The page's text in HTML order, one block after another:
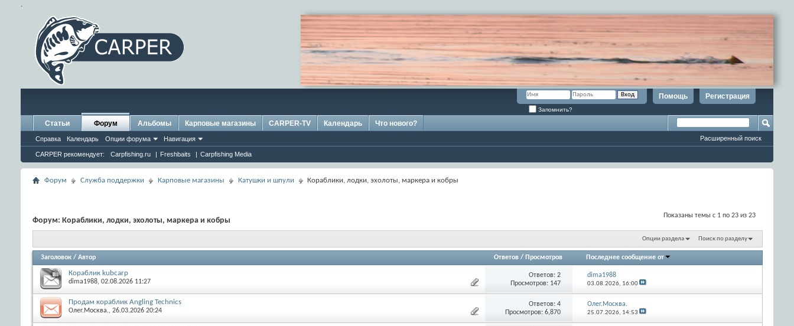
.
Регистрация
Помощь
Запомнить?
Статьи Форум
Справка Календарь Опции форума Навигация
CARPER рекомендует: Carpfishing.ru | Freshbaits | Carpfishing Media
Альбомы Карповые магазины CARPER-TV Календарь Что нового?
Расширенный поиск
Форум Служба поддержки Карповые магазины Катушки и шпули Кораблики, лодки, эхолоты, маркера и кобры
Показаны темы с 1 по 23 из 23
Форум: Кораблики, лодки, эхолоты, маркера и кобры
Опции раздела Поиск по разделу
Заголовок / Автор Ответов / Просмотров Последнее сообщение от
Кораблик kubcarp
dima1988, 02.08.2026 11:27
Ответов:2
Просмотров: 147
dima1988
03.08.2026, 16:00
Продам кораблик Angling Technics
Олег.Москва., 26.03.2026 20:24
Ответов:4
Просмотров: 6,870
Олег.Москва.
25.07.2026, 14:53